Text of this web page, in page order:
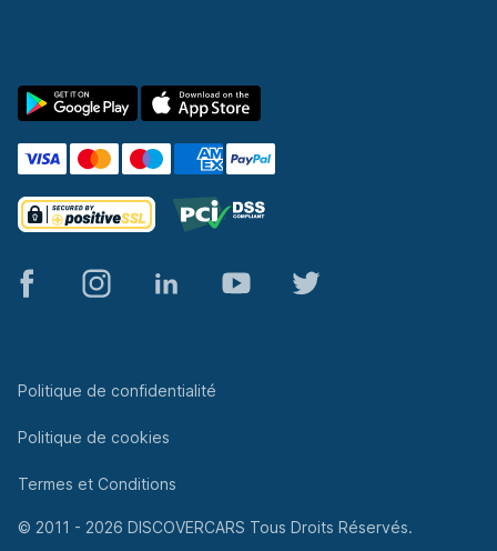
© 2011 - 2026 DISCOVERCARS Tous Droits Réservés.